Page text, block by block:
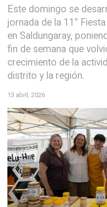
Este domingo se
jornada de la 11°
en Saldungaray,
fin de semana que
crecimiento de la
distrito y la región.
13 abril, 2026